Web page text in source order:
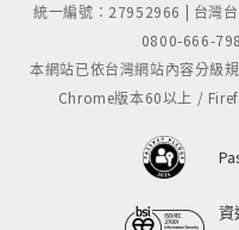
統一編號：27952966 | 台灣
0800-666-
本網站已依台灣網站內容分級
Chrome版本60以上 /
資